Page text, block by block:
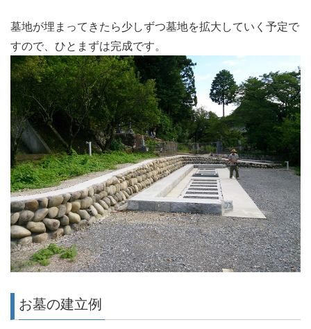
墓地が埋まってきたら少しずつ墓地を拡大していく予定で
すので、ひとまずは完成です。
お墓の建立例